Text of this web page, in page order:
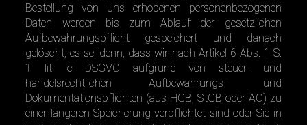
Bestellung von uns erhobenen personenbezogenen
Daten werden bis zum Ablauf der gesetzlichen
Aufbewahrungspflicht gespeichert und danach
gelöscht, es sei denn, dass wir nach Artikel 6 Abs. 1 S.
1 lit. c DSGVO aufgrund von steuer- und
handelsrechtlichen Aufbewahrungs- und
Dokumentationspflichten (aus HGB, StGB oder AO) zu
einer längeren Speicherung verpflichtet sind oder Sie in